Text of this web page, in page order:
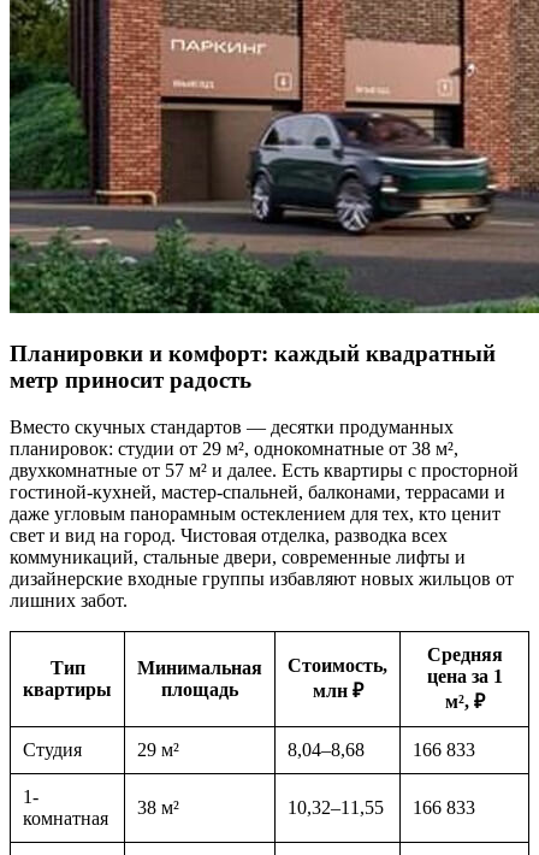
Планировки и комфорт: каждый квадратный
метр приносит радость
Вместо скучных стандартов — десятки продуманных
планировок: студии от 29 м², однокомнатные от 38 м²,
двухкомнатные от 57 м² и далее. Есть квартиры с просторной
гостиной-кухней, мастер-спальней, балконами, террасами и
даже угловым панорамным остеклением для тех, кто ценит
свет и вид на город. Чистовая отделка, разводка всех
коммуникаций, стальные двери, современные лифты и
дизайнерские входные группы избавляют новых жильцов от
лишних забот.
Тип
квартиры
Минимальная
площадь
Стоимость,
млн ₽
Средняя
цена за 1
м², ₽
Студия 29 м² 8,04–8,68 166 833
1-
комнатная
38 м² 10,32–11,55 166 833